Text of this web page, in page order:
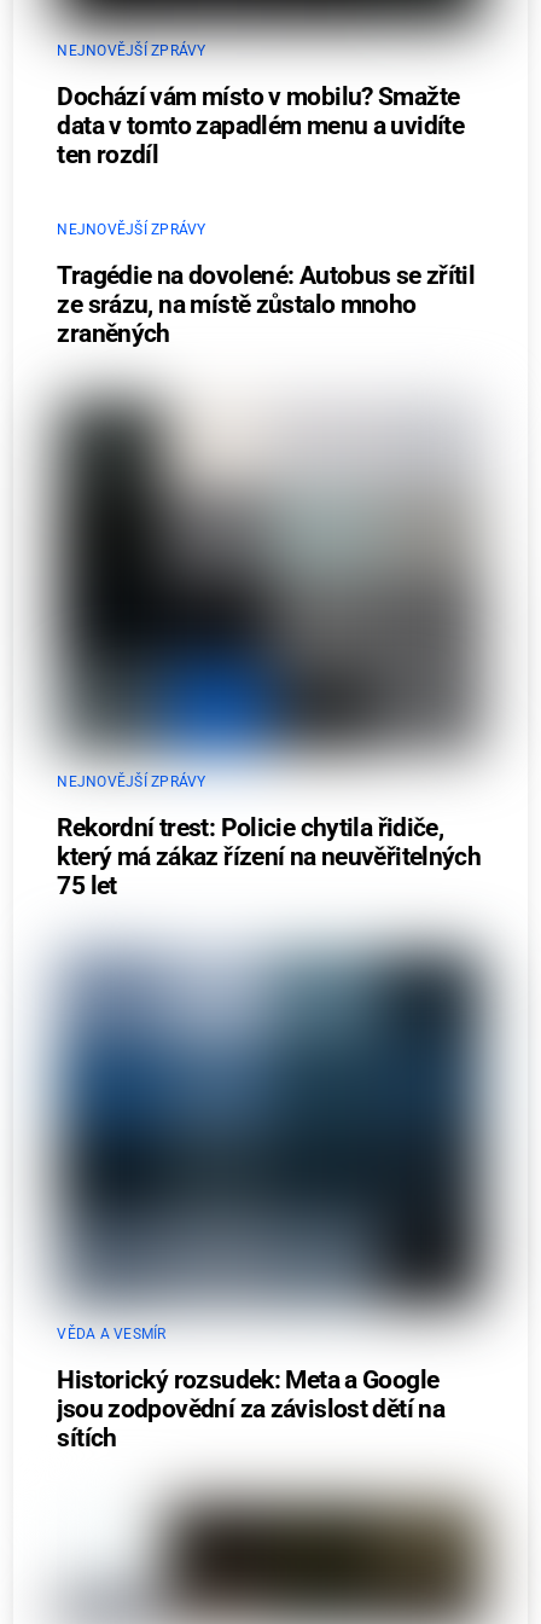
NEJNOVĚJŠÍ ZPRÁVY
Dochází vám místo v mobilu? Smažte
data v tomto zapadlém menu a uvidíte
ten rozdíl
NEJNOVĚJŠÍ ZPRÁVY
Tragédie na dovolené: Autobus se zřítil
ze srázu, na místě zůstalo mnoho
zraněných
NEJNOVĚJŠÍ ZPRÁVY
Rekordní trest: Policie chytila řidiče,
který má zákaz řízení na neuvěřitelných
75 let
VĚDA A VESMÍR
Historický rozsudek: Meta a Google
jsou zodpovědní za závislost dětí na
sítích